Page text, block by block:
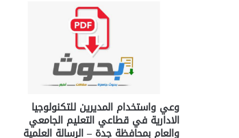
وعي واستخدام المديرين للتكنولوجيا
الادارية في قطاعي التعليم الجامعي
والعام بمحافظة جدة – الرسالة العلمية